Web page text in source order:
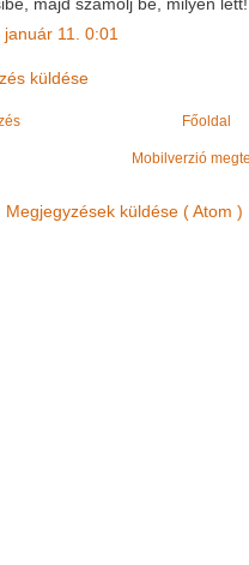
január 11. 0:01
küldése
Főoldal
Mobilverzió
Megjegyzések küldése ( Atom )